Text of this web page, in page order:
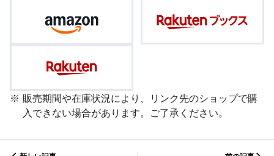
販売期間や在庫状況により、リンク先のショップで購
入できない場合があります。ご了承ください。